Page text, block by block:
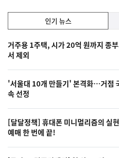
기,
최
신,
오
늘
의
영
상
인기 뉴스
인
기
뉴
스
거주용 1주택, 시가 20억 원까지 종
서 제외
'서울대 10개 만들기' 본격화…거점
속 선정
[달달정책] 휴대폰 미니멀리즘의 실
예매 한 번에 끝!